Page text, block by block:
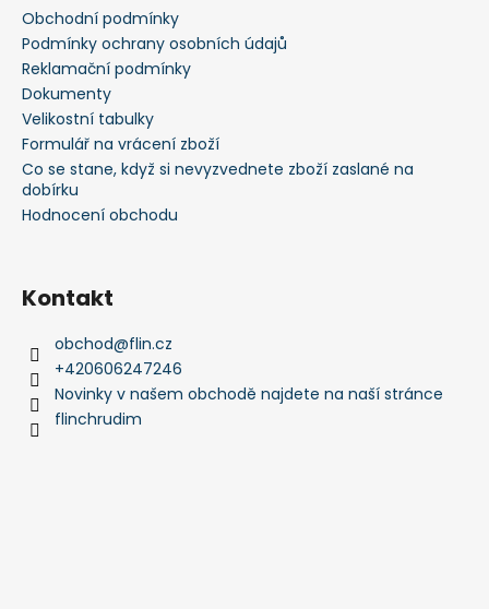
Obchodní podmínky
Podmínky ochrany osobních údajů
Reklamační podmínky
Dokumenty
Velikostní tabulky
Formulář na vrácení zboží
Co se stane, když si nevyzvednete zboží zaslané na
dobírku
Hodnocení obchodu
Kontakt
obchod@flin.cz
+420606247246
Novinky v našem obchodě najdete na naší stránce
flinchrudim